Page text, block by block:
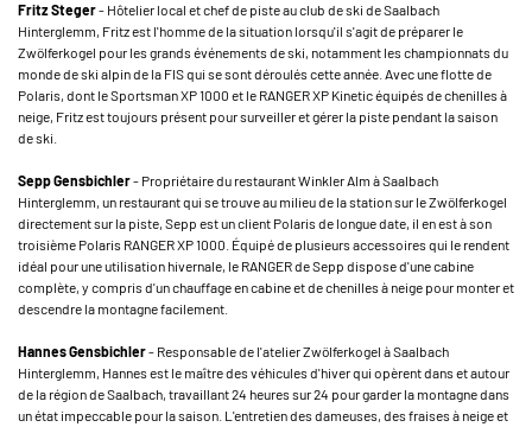
Fritz Steger- Hôtelier local et chef de piste au club de ski de Saalbach
Hinterglemm, Fritz est l'homme de la situation lorsqu'il s'agit de préparer le
Zwölferkogel pour les grands événements de ski, notamment les championnats du
monde de ski alpin de la FIS qui se sont déroulés cette année. Avec une flotte de
Polaris, dont le Sportsman XP 1000 et le RANGER XP Kinetic équipés de chenilles à
neige, Fritz est toujours présent pour surveiller et gérer la piste pendant la saison
de ski.
Sepp Gensbichler- Propriétaire du restaurant Winkler Alm à Saalbach
Hinterglemm, un restaurant qui se trouve au milieu de la station sur le Zwölferkogel
directement sur la piste, Sepp est un client Polaris de longue date, il en est à son
troisième Polaris RANGER XP 1000. Équipé de plusieurs accessoires qui le rendent
idéal pour une utilisation hivernale, le RANGER de Sepp dispose d'une cabine
complète, y compris d'un chauffage en cabine et de chenilles à neige pour monter et
descendre la montagne facilement.
Hannes Gensbichler- Responsable de l'atelier Zwölferkogel à Saalbach
Hinterglemm, Hannes est le maître des véhicules d'hiver qui opèrent dans et autour
de la région de Saalbach, travaillant 24 heures sur 24 pour garder la montagne dans
un état impeccable pour la saison. L'entretien des dameuses, des fraises à neige et